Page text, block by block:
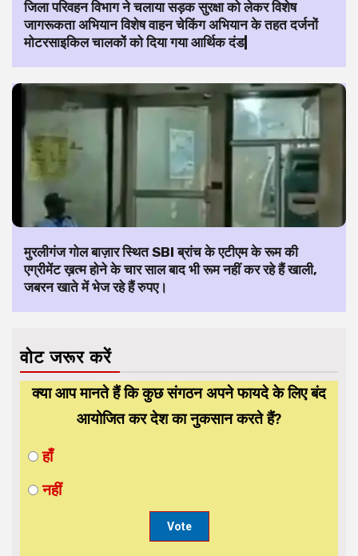
जिला परिवहन विभाग ने चलाया सड़क सुरक्षा को लेकर विशेष
जागरूकता अभियान विशेष वाहन चेकिंग अभियान के तहत दर्जनों
मोटरसाइकिल चालकों को दिया गया आर्थिक दंड|
मुरलीगंज गोल बाज़ार स्थित SBI ब्रांच के एटीएम के रूम की
एग्रीमेंट ख़त्म होने के चार साल बाद भी रूम नहीं कर रहे हैं खाली,
जबरन खाते में भेज रहे हैं रुपए।
वोट जरूर करें
क्या आप मानते हैं कि कुछ संगठन अपने फायदे के लिए बंद
आयोजित कर देश का नुकसान करते हैं?
हाँ
नहीं